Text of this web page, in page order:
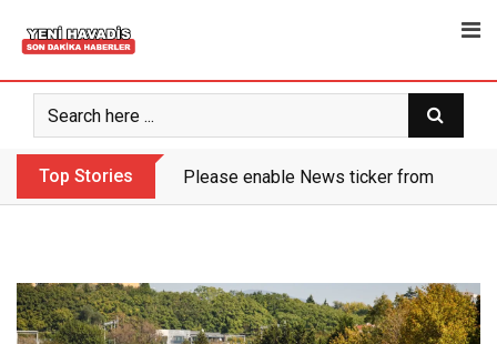
Top Stories Please enable News ticker from the